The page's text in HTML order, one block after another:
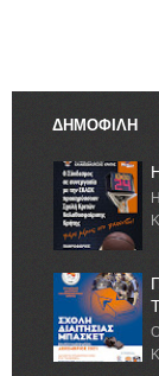
ΔΗΜΟΦΙΛΗ